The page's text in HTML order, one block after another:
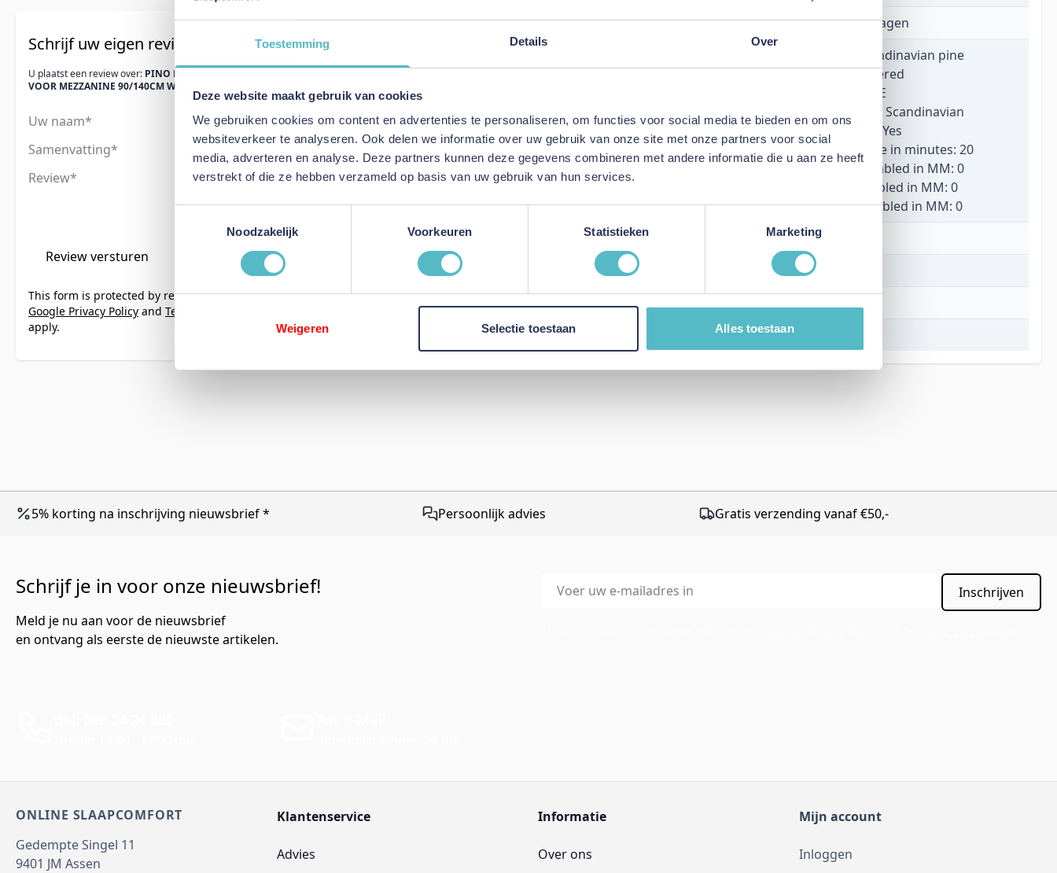
Toestemming Details Over
Deze website maakt gebruik van cookies
We gebruiken cookies om content en advertenties te personaliseren, om functies voor social media te bieden en om ons
websiteverkeer te analyseren. Ook delen we informatie over uw gebruik van onze site met onze partners voor social
media, adverteren en analyse. Deze partners kunnen deze gegevens combineren met andere informatie die u aan ze heeft
verstrekt of die ze hebben verzameld op basis van uw gebruik van hun services.
Noodzakelijk
Voorkeuren Statistieken Marketing
Weigeren Selectie toestaan Alles toestaan
Schrijf uw eigen review
U plaatst een review over: PINO BUREAUBLAD
VOOR MEZZANINE 90/140CM WIT *
Uw naam
Samenvatting
Review
Review versturen
This form is protected by reCAPTCHA - the
Google Privacy Policy and Terms of Service
apply.
Levertijd
1 tot 5 werkdagen
Specificaties
Material: Scandinavian pine
Finish: Lacquered
Colour: WHITE
Product style: Scandinavian
FSC Certified: Yes
Assembly time in minutes: 20
Length assembled in MM: 0
Width assembled in MM: 0
Height assembled in MM: 0
Kleur
Wit
Lengte
0 cm
Breedte
Hoogte
5% korting na inschrijving nieuwsbrief * Persoonlijk advies Gratis verzending vanaf €50,-
Schrijf je in voor onze nieuwsbrief!
Meld je nu aan voor de nieuwsbrief
en ontvang als eerste de nieuwste artikelen.
E-mailadres
Inschrijven
ONLINE SLAAPCOMFORT
Gedempte Singel 11
9401 JM Assen
Klantenservice
Advies
Informatie
Over ons
Mijn account
Inloggen